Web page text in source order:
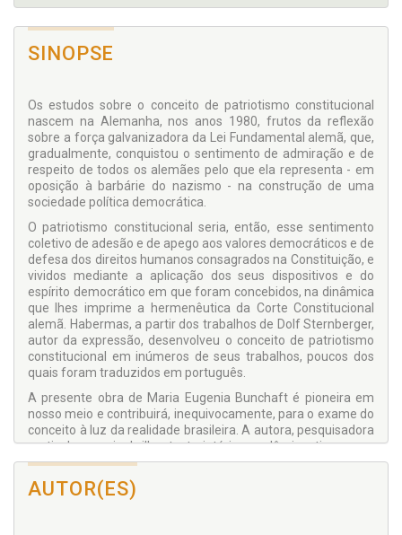
SINOPSE
Os estudos sobre o conceito de patriotismo constitucional
nascem na Alemanha, nos anos 1980, frutos da reflexão
sobre a força galvanizadora da Lei Fundamental alemã, que,
gradualmente, conquistou o sentimento de admiração e de
respeito de todos os alemães pelo que ela representa - em
oposição à barbárie do nazismo - na construção de uma
sociedade política democrática.
O patriotismo constitucional seria, então, esse sentimento
coletivo de adesão e de apego aos valores democráticos e de
defesa dos direitos humanos consagrados na Constituição, e
vividos mediante a aplicação dos seus dispositivos e do
espírito democrático em que foram concebidos, na dinâmica
que lhes imprime a hermenêutica da Corte Constitucional
alemã. Habermas, a partir dos trabalhos de Dolf Sternberger,
autor da expressão, desenvolveu o conceito de patriotismo
constitucional em inúmeros de seus trabalhos, poucos dos
quais foram traduzidos em português.
A presente obra de Maria Eugenia Bunchaft é pioneira em
nosso meio e contribuirá, inequivocamente, para o exame do
conceito à luz da realidade brasileira. A autora, pesquisadora
meticulosa, cuja brilhante trajetória acadêmica tivemos o
privilégio de acompanhar, analisou o tema com rigor e
objetividade, respaldada nos textos de maior expressão. Ela
confere um tratamento diferenciado à questão ao associá-la
AUTOR(ES)